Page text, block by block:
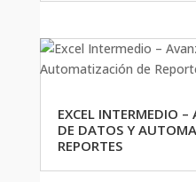
EXCEL INTERMEDIO
DE DATOS Y
REPORTES